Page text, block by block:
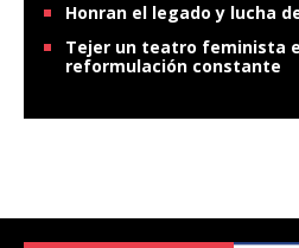
Honran el legado y lucha
Tejer un teatro feminista
reformulación constante